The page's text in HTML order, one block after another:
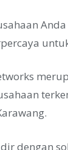
dengan